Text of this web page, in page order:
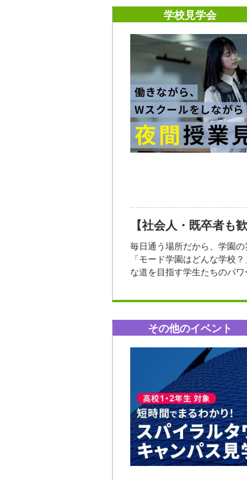
開催日時 2026
10:30
2026
～）
開催場所
参加方法・参加条件
※体験入寮や学生寮・学生
※体験入寮は『宿泊希望日
※申込み完了後、予約多数
お問い合わせ先
TEL: 052-582-0001 （入学相
FAX: 052-582-0077
Mail:
学校見学会
【社会人・既卒者も
毎日通う場所だから、学園の
「モード学園はどんな学校
な道を目指す学生たちのパワ
社会人対象の「教育訓練給
開催日時 2026
その他のイベント